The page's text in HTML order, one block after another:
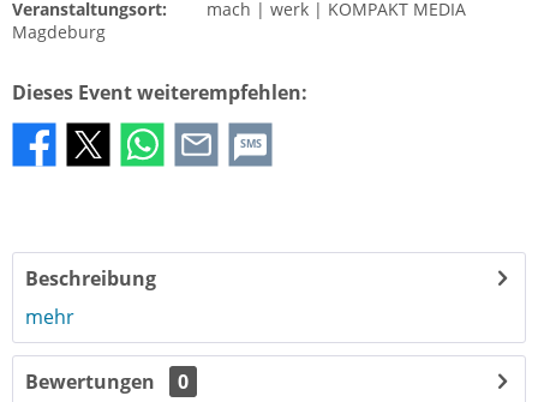
Veranstaltungsort:
mach | werk | KOMPAKT MEDIA
Magdeburg
Dieses Event weiterempfehlen:
SMS
Beschreibung
mehr
Bewertungen
0